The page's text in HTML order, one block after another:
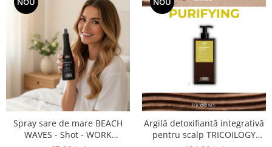
Uscatoare de par | feonuri
Difuzor pentru uscator de par |
Accesorii coafor
Oglinzi
Piepteni
Bigudiuri
Ace de par
Spray sare de mare BEACH
WAVES - Shot - WORK
Argilă detoxifiantă integrativă
pentru scalp TRICOILOGY